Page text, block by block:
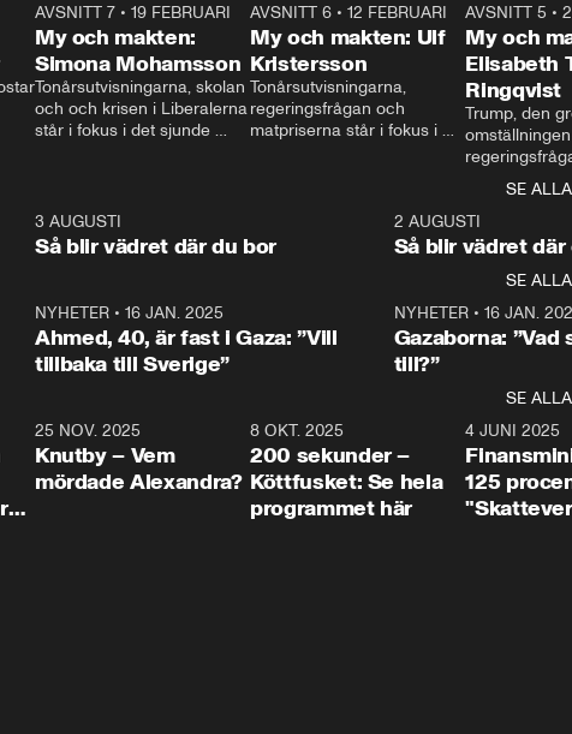
24:30
AVSNITT 7• 19 FEBRUARI
My och makten:
Simona Mohamsson
Tonårsutvisningarna, skolan
och och krisen i Liberalerna
står i fokus i det sjunde
kommentator My
Rohwedder ställer
utbildnings- och
Mohamsson till svars.
27:30
AVSNITT 6 •12 FEBRUARI
My och makten: Ulf
Kristersson
Tonårsutvisningarna,
regeringsfrågan och
matpriserna står i fokus i
Rohwedder ställer
statsminister Ulf Kristersson
AVSNITT 5 •
My och
Elisabeth
Ringqvist
Trump, den
centrum i
avsnittet av
Makten”. Se
Aftonbladets
Rohwedder
Thand Ring
SE ALLA
3 AUGUSTI
Så blir vädret där du bor
2 AUGUSTI
Så blir vädret där
SE ALLA
NYHETER• 16 JAN. 2025
Ahmed, 40, är fast i Gaza: ”Vill
tillbaka till Sverige”
NYHETER• 16 JAN.
Gazaborna:
till?”
SE ALLA
31:05
25 NOV. 2025
Knutby – Vem
mördade Alexandra?
4:29
8 OKT. 2025
200 sekunder –
Köttfusket: Se hela
programmet här
4 JUNI 2025
125